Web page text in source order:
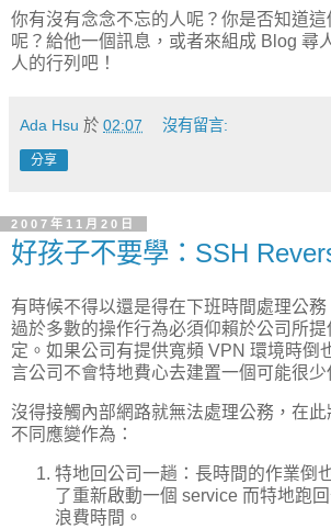
你有沒有念念不忘的人呢？你是否知道
呢？給他一個訊息，或者來組成 Blog 尋
人的行列吧！
Ada Hsu 於 02:07 沒有留言:
分享
2007年11月20日
好孩子不要學：SSH
有時候不得以還是得在下班時間處理公
過於多數的操作行為必須仰賴於公司所
定。如果公司有提供寬頻 VPN 環境時倒
言公司不會特地費心去建置一個可能很少
沒得接觸內部網路就無法處理公務，在
不同應變作為：
特地回公司一趟：長時間的作業倒
了重新啟動一個 service 而特地跑
浪費時間。